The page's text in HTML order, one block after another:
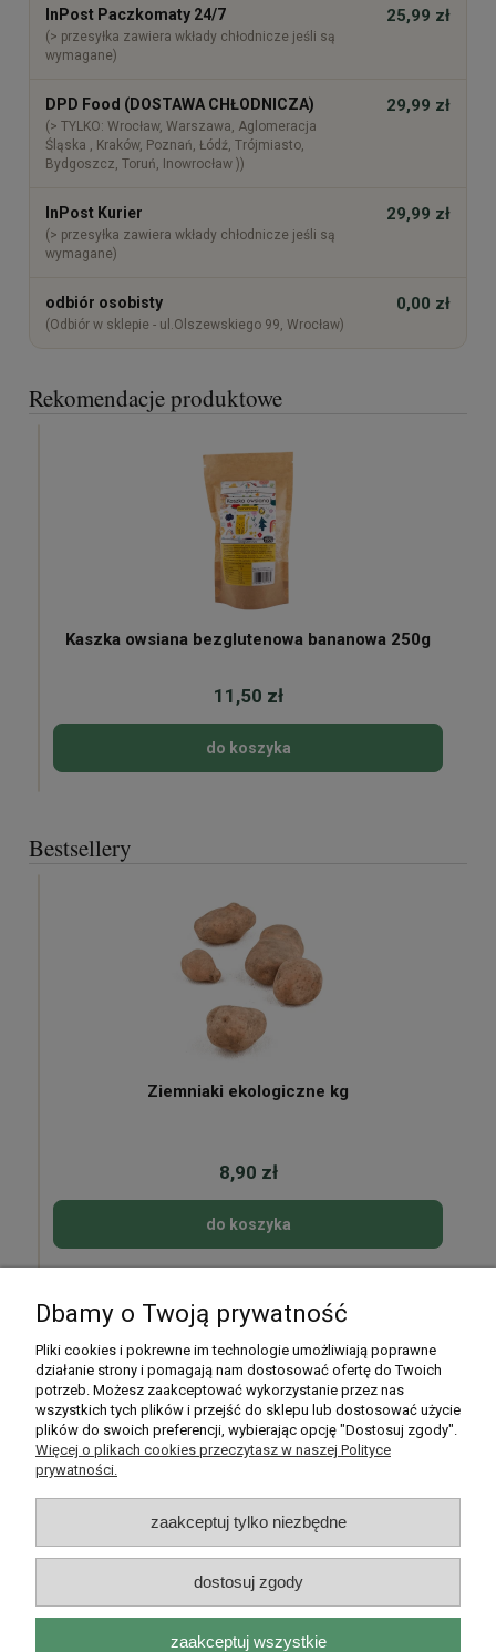
InPost Paczkomaty 24/7
(> przesyłka zawiera wkłady chłodnicze jeśli są
wymagane)
25,99 zł
DPD Food (DOSTAWA CHŁODNICZA)
(> TYLKO: Wrocław, Warszawa, Aglomeracja
Śląska , Kraków, Poznań, Łódź, Trójmiasto,
Bydgoszcz, Toruń, Inowrocław ))
29,99 zł
InPost Kurier
(> przesyłka zawiera wkłady chłodnicze jeśli są
wymagane)
29,99 zł
odbiór osobisty
(Odbiór w sklepie - ul.Olszewskiego 99, Wrocław)
0,00 zł
Rekomendacje produktowe
Kaszka owsiana bezglutenowa bananowa 250g
11,50 zł
do koszyka
Bestsellery
Ziemniaki ekologiczne kg
8,90 zł
do koszyka
Moje konto
Płatności i dostawa
Informacje
O nas
Rarytasy Dolnośląskie | ul. Olszewskiego 99, 51-638 Wrocław |
Dbamy o Twoją prywatność
Pliki cookies i pokrewne im technologie umożliwiają poprawne
działanie strony i pomagają nam dostosować ofertę do Twoich
potrzeb. Możesz zaakceptować wykorzystanie przez nas
wszystkich tych plików i przejść do sklepu lub dostosować użycie
plików do swoich preferencji, wybierając opcję "Dostosuj zgody".
Więcej o plikach cookies przeczytasz w naszej Polityce
prywatności.
zaakceptuj tylko niezbędne
dostosuj zgody
zaakceptuj wszystkie